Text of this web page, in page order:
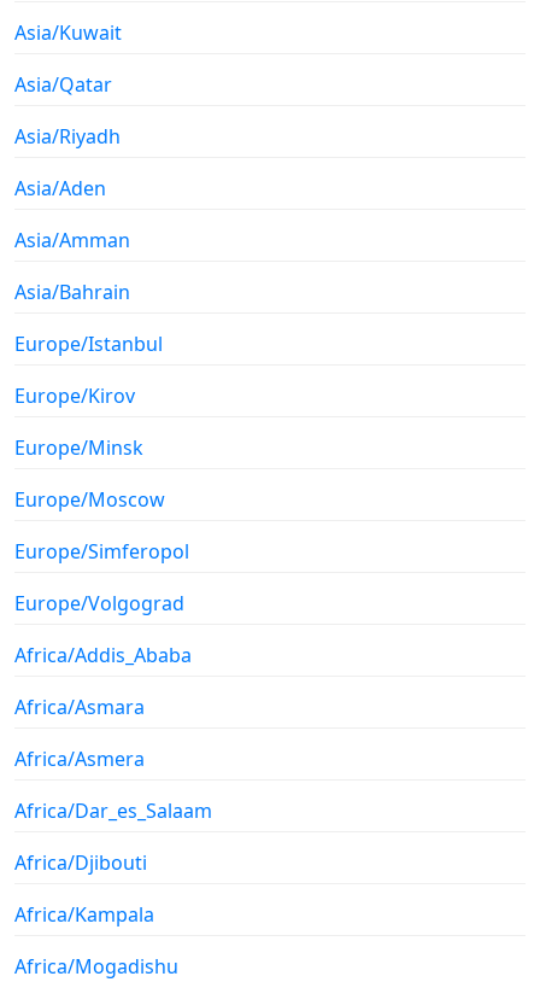
Asia/Kuwait
Asia/Qatar
Asia/Riyadh
Asia/Aden
Asia/Amman
Asia/Bahrain
Europe/Istanbul
Europe/Kirov
Europe/Minsk
Europe/Moscow
Europe/Simferopol
Europe/Volgograd
Africa/Addis_Ababa
Africa/Asmara
Africa/Asmera
Africa/Dar_es_Salaam
Africa/Djibouti
Africa/Kampala
Africa/Mogadishu